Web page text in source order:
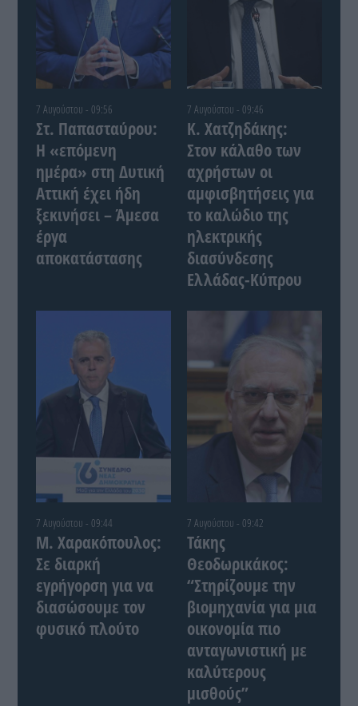
7 Αυγούστου - 09:56
Στ. Παπασταύρου:
Η «επόμενη
ημέρα» στη Δυτική
Αττική έχει ήδη
ξεκινήσει – Άμεσα
έργα
αποκατάστασης
7 Αυγούστου - 09:46
Κ. Χατζηδάκης:
Στον κάλαθο των
αχρήστων οι
αμφισβητήσεις για
το καλώδιο της
ηλεκτρικής
διασύνδεσης
Ελλάδας-Κύπρου
7 Αυγούστου - 09:44
Μ. Χαρακόπουλος:
Σε διαρκή
εγρήγορση για να
διασώσουμε τον
φυσικό πλούτο
7 Αυγούστου - 09:42
Τάκης
Θεοδωρικάκος:
“Στηρίζουμε την
βιομηχανία για μια
οικονομία πιο
ανταγωνιστική με
καλύτερους
μισθούς”